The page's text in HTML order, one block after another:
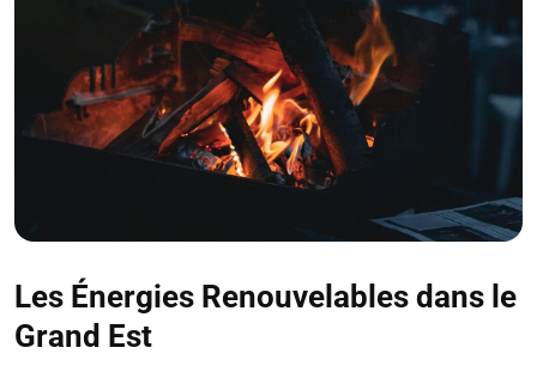
Les Énergies Renouvelables dans le
Grand Est